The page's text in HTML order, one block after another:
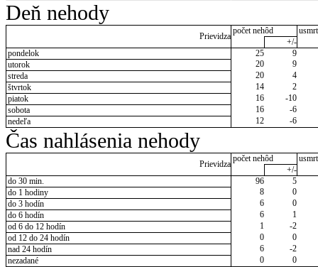
Deň nehody
Prievidza
počet nehôd
+/-
pondelok
25
9
utorok
20
9
streda
20
4
štvrtok
14
2
piatok
16
-10
sobota
16
-6
nedeľa
12 -6
Čas nahlásenia nehody
Prievidza
počet nehôd
+/-
do 30 min.
96
5
do 1 hodiny
8
0
do 3 hodín
6
0
do 6 hodín
6
1
od 6 do 12 hodín
1
-2
od 12 do 24 hodín
0
0
nad 24 hodín
6
-2
nezadané
0 0